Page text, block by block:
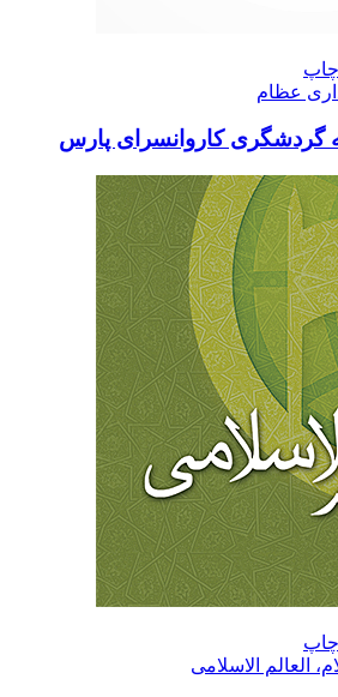
عظام
کاروانسرای پارس
العالم الاسلامی